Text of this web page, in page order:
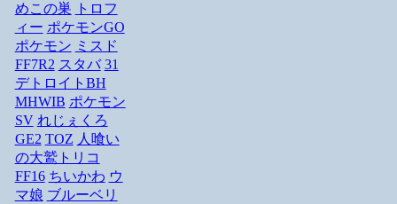
めこの巣
トロフ
ィー ポケモンGO
ポケモン ミスド
FF7R2 スタバ 31
デトロイトBH
MHWIB ポケモン
SV れじぇくろ
GE2 TOZ 人喰い
の大鷲トリコ
FF16 ちいかわ ウ
マ娘 ブルーベリ